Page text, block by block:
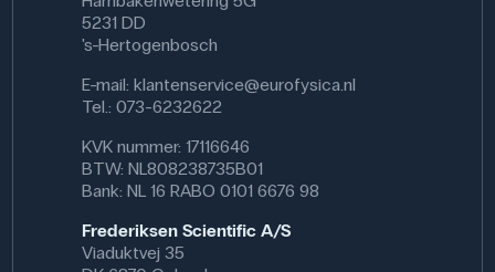
5231 DD
's-Hertogenbosch
E-mail:klantenservice@eurofysica.nl
Tel.: 073-6232622
KVK nummer: 17116646
BTW: NL808238735B01
Bank: NL 16 RABO 0101 6676 98
Frederiksen Scientific A/S
Viaduktvej 35